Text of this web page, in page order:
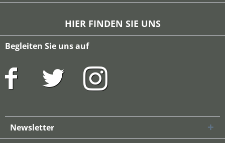
HIER FINDEN SIE UNS
Begleiten Sie uns auf
Newsletter